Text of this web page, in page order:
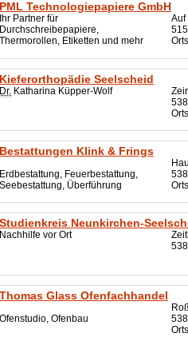
PML Technologiepapiere GmbH
Ihr Partner für
Durchschreibepapiere,
Thermorollen, Etiketten und mehr
Auf
Kieferorthopädie Seelscheid
Dr. Katharina Küpper-Wolf
Bestattungen Klink & Frings
Erdbestattung, Feuerbestattung,
Seebestattung, Überführung
Studienkreis Neunkirchen-
Nachhilfe vor Ort
Thomas Glass Ofenfachhandel
Ofenstudio, Ofenbau